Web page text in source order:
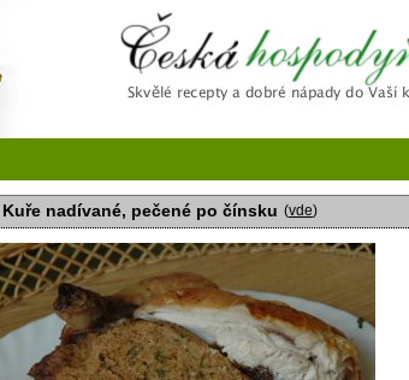
Česká hospodyňka
Kuře nadívané, pečené po čínsku (vde)